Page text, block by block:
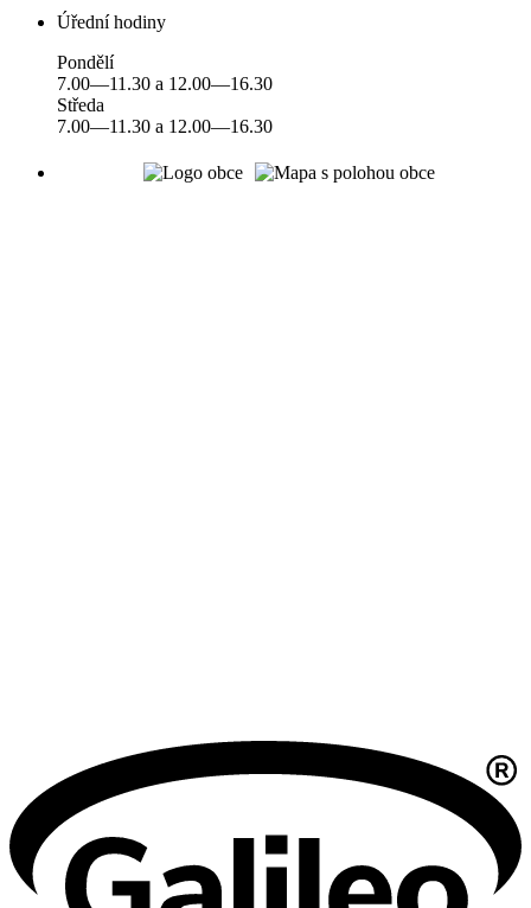
Úřední hodiny
Pondělí
7.00—11.30 a 12.00—16.30
Středa
7.00—11.30 a 12.00—16.30